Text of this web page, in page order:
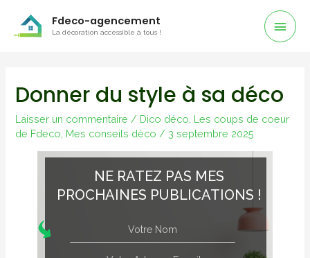
Fdeco-agencement
La décoration accessible à tous !
Donner du style à sa déco
Laisser un commentaire / Dico déco Les coups de coeur
de Fdeco Mes conseils déco / 3 septembre 2025
NE RATEZ PAS MES
PROCHAINES PUBLICATIONS !